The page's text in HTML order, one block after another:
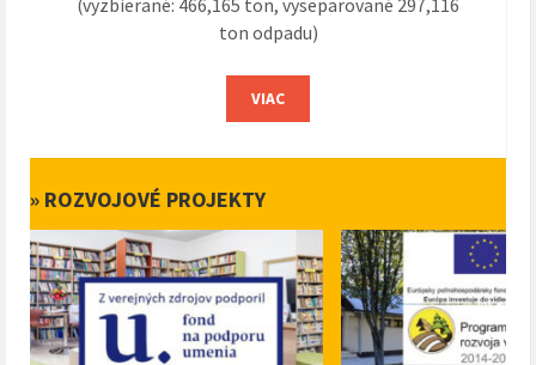
(vyzbierané: 466,165 ton, vyseparované 297,116
ton odpadu)
VIAC
» ROZVOJOVÉ PROJEKTY